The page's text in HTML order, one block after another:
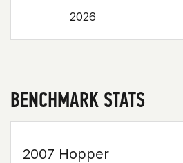
2026
BENCHMARK STATS
2007 Hopper